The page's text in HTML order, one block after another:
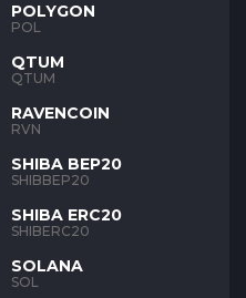
POLYGON
POL
QTUM
QTUM
RAVENCOIN
RVN
SHIBA BEP20
SHIBBEP20
SHIBA ERC20
SHIBERC20
SOLANA
SOL